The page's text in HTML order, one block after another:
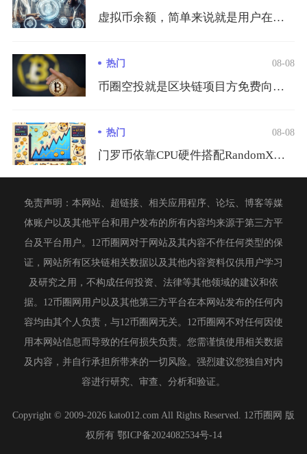
虚拟币余额，简单来说就是用户在区块链地址、交易所账户或是各类...
热门 08-08
币圈空投就是区块链项目方免费向符合条件的用户钱包发放代币、N...
热门 08-08
门罗币依靠CPU硬件搭配RandomX算法挖矿是主流盈利路径...
免责声明：本网站、超链接、相关应用程序、论坛、博客等媒
体账户以及其他平台和用户发布的所有内容均来源于第三方平
台及平台用户。12币圈网对于网站及其内容不作任何类型的保
证，网站所有区块链相关数据以及其他内容资料仅供用户学习
及研究之用，不构成任何投资、法律等其他领域的建议和依
据。12币圈网用户以及其他第三方平台在本网站发布的任何内
容均由其个人负责，与12币圈网无关。12币圈网不对任何因使
用本网站信息而导致的任何损失负责。您需谨慎使用相关数据
及内容，并自行承担所带来的一切风险。强烈建议您独自对内
容进行研究、审查、分析和验证。
Copyright © 2009-2026 kato012.com All Rights Reserved. 12币圈网 版
权所有 鄂ICP备2024082534号-14